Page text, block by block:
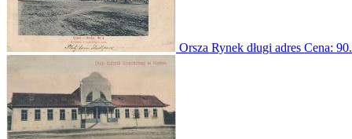
Orsza Rynek długi adres Cena: